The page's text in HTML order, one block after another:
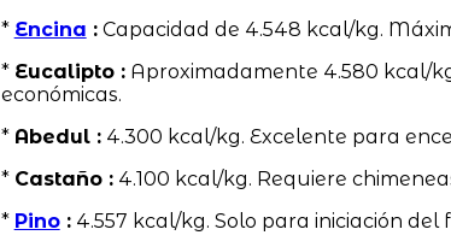
* Encina :Capacidad de 4.548 kcal/kg.
* Eucalipto :Aproximadamente 4.580 kcal/
económicas.
* Abedul :4.300 kcal/kg. Excelente para
* Castaño :4.100 kcal/kg. Requiere
* Pino:4.557 kcal/kg. Solo para iniciación del